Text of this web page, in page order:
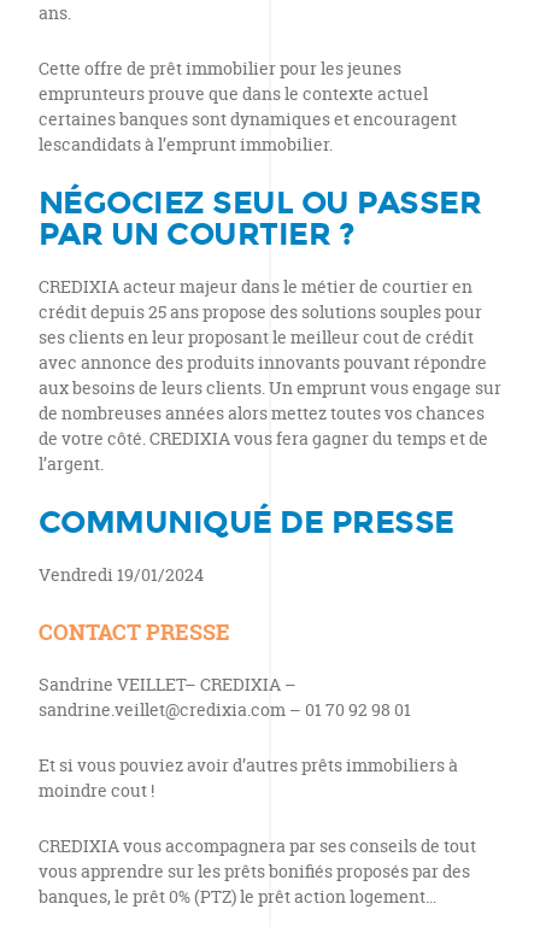
ans.
Cette offre de prêt immobilier pour les jeunes
emprunteurs prouve que dans le contexte actuel
certaines banques sont dynamiques et encouragent
lescandidats à l’emprunt immobilier.
NÉGOCIEZ SEUL OU PASSER
PAR UN COURTIER ?
CREDIXIA acteur majeur dans le métier de courtier en
crédit depuis 25 ans propose des solutions souples pour
ses clients en leur proposant le meilleur cout de crédit
avec annonce des produits innovants pouvant répondre
aux besoins de leurs clients. Un emprunt vous engage sur
de nombreuses années alors mettez toutes vos chances
de votre côté. CREDIXIA vous fera gagner du temps et de
l’argent.
COMMUNIQUÉ DE PRESSE
Vendredi 19/01/2024
CONTACT PRESSE
Sandrine VEILLET– CREDIXIA –
sandrine.veillet@credixia.com – 01 70 92 98 01
Et si vous pouviez avoir d’autres prêts immobiliers à
moindre cout !
CREDIXIA vous accompagnera par ses conseils de tout
vous apprendre sur les prêts bonifiés proposés par des
banques, le prêt 0% (PTZ) le prêt action logement…